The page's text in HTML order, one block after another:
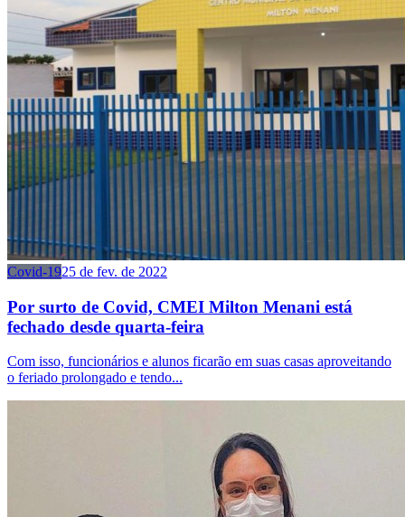
Covid-1925 de fev. de 2022
Por surto de Covid, CMEI Milton Menani está
fechado desde quarta-feira
Com isso, funcionários e alunos ficarão em suas casas aproveitando
o feriado prolongado e tendo...